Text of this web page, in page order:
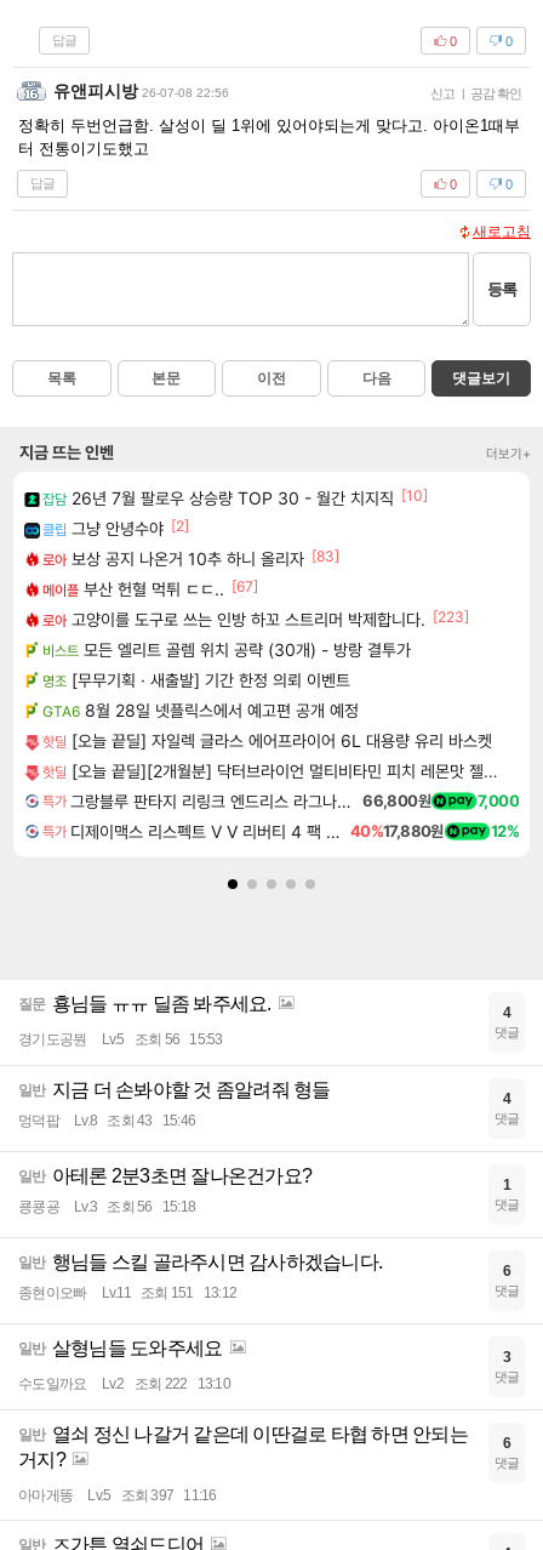
답글 0
0
유앤피시방 26-07-08 22:56 신고 | 공감 확인
정확히 두번언급함. 살성이 딜 1위에 있어야되는게 맞다고. 아이온1때부
터 전통이기도했고
답글 0
0
새로고침
등록
목록 본문 이전 다음 댓글보기
지금 뜨는 인벤 더보기+
잡담 26년 7월 팔로우 상승량 TOP 30 - 월간 치지직 [10]
클립 그냥 안녕수야 [2]
로아 보상 공지 나온거 10추 하니 올리자 [83]
메이플 부산 헌혈 먹튀 ㄷㄷ.. [67]
로아 고양이를 도구로 쓰는 인방 하꼬 스트리머 박제합니다. [223]
비스트 모든 엘리트 골렘 위치 공략 (30개) - 방랑 결투가
명조 [무무기획 · 새출발] 기간 한정 의뢰 이벤트
GTA6 8월 28일 넷플릭스에서 예고편 공개 예정
핫딜 [오늘 끝딜] 자일렉 글라스 에어프라이어 6L 대용량 유리 바스켓
핫딜 [오늘 끝딜][2개월분] 닥터브라이언 멀티비타민 피치 레몬맛 젤리 멀티구미 100구미, 2개
특가 그랑블루 판타지 리링크 엔드리스 라그나로크 Granblue Fantasy Relink Endless Ragnarok 66,800원 7,000
특가 디제이맥스 리스펙트 V V 리버티 4 팩 DJMAX RESPECT V V Liberty 4 Pack DLC 40%17,880원 12%
질문 횽님들 ㅠㅠ 딜좀 봐주세요.
경기도공뭔 Lv.5 조회 56 15:53
4
댓글
일반 지금 더 손봐야할 것 좀알려줘 형들
멍덕팝 Lv.8 조회 43 15:46
4
댓글
일반 아테론 2분3초면 잘나온건가요?
쿙쿙굥 Lv.3 조회 56 15:18
1
댓글
일반 행님들 스킬 골라주시면 감사하겠습니다.
종현이오빠 Lv.11 조회 151 13:12
6
댓글
일반 살형님들 도와주세요
수도일까요 Lv.2 조회 222 13:10
3
댓글
일반 열쇠 정신 나갈거 같은데 이딴걸로 타협 하면 안되는
거지?
아마게똥 Lv.5 조회 397 11:16
6
댓글
일반 ㅈ가튼 열쇠드디어